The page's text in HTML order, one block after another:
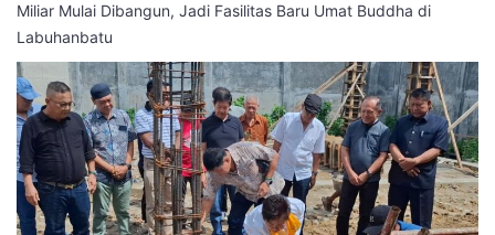
Miliar Mulai Dibangun, Jadi Fasilitas Baru Umat Buddha di
Labuhanbatu